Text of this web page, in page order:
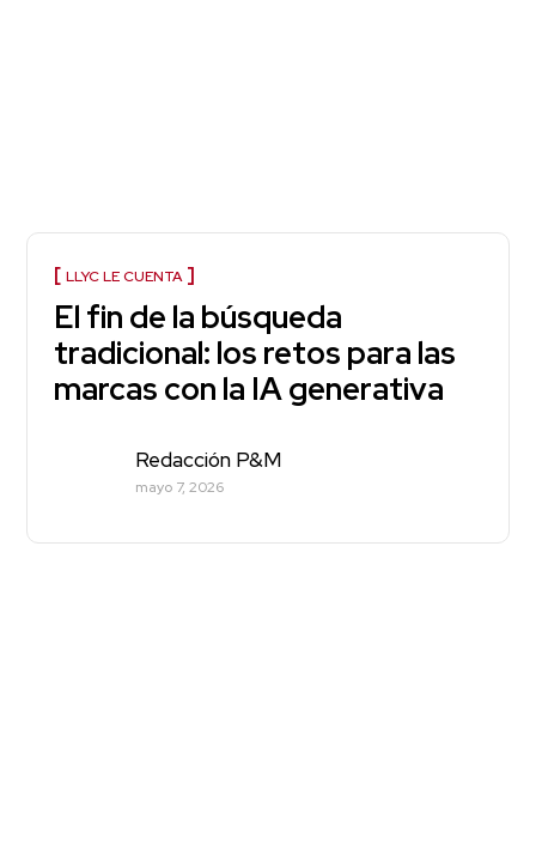
LLYC LE CUENTA
El fin de la búsqueda
tradicional: los retos para las
marcas con la IA generativa
Redacción P&M
mayo 7, 2026